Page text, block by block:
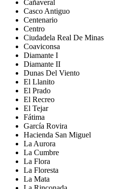
Cañaveral
Casco Antiguo
Centenario
Centro
Ciudadela Real De Minas
Coaviconsa
Diamante I
Diamante II
Dunas Del Viento
El Llanito
El Prado
El Recreo
El Tejar
Fátima
García Rovira
Hacienda San Miguel
La Aurora
La Cumbre
La Flora
La Floresta
La Mata